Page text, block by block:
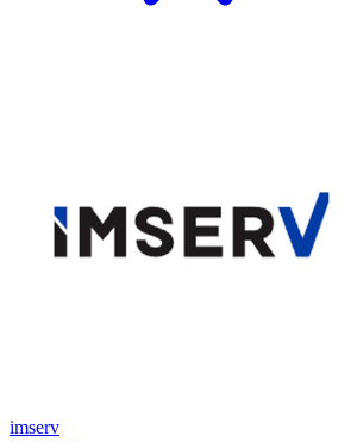
imserv